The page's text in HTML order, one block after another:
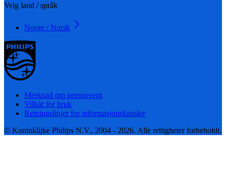
Velg land / språk
Norge / Norsk
Merknad om personvern
Vilkår for bruk
Retningslinjer for informasjonskapsler
© Koninklijke Philips N.V., 2004 - 2026. Alle rettigheter forbeholdt.